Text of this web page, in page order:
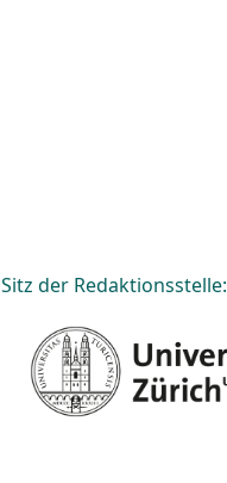
Sitz der Redaktionsstelle: